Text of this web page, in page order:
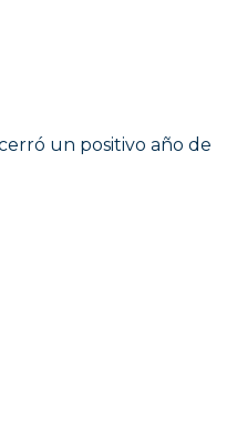
un positivo año de